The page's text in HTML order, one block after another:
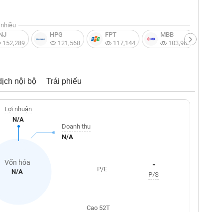
152,289
HPG
121,568
FPT
117,144
MBB
103,987
nội bộ Trái phiếu
Vốn hóa
N/A
Lợi nhuận
N/A
Doanh thu
N/A
P/E -
P/S
Cao 52T